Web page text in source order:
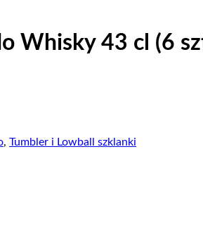
Whisky 43 cl (6
, Tumbler i Lowball szklanki